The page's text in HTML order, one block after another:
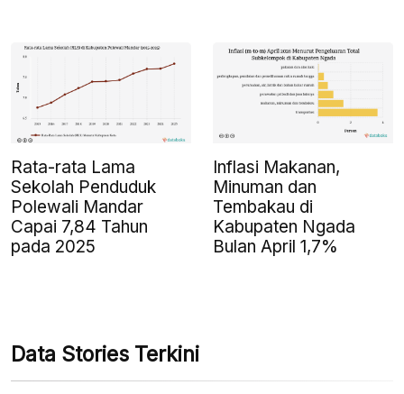
Rata-rata Lama
Sekolah Penduduk
Polewali Mandar
Capai 7,84 Tahun
pada 2025
Inflasi Makanan,
Minuman dan
Tembakau di
Kabupaten Ngada
Bulan April 1,7%
Data Stories Terkini